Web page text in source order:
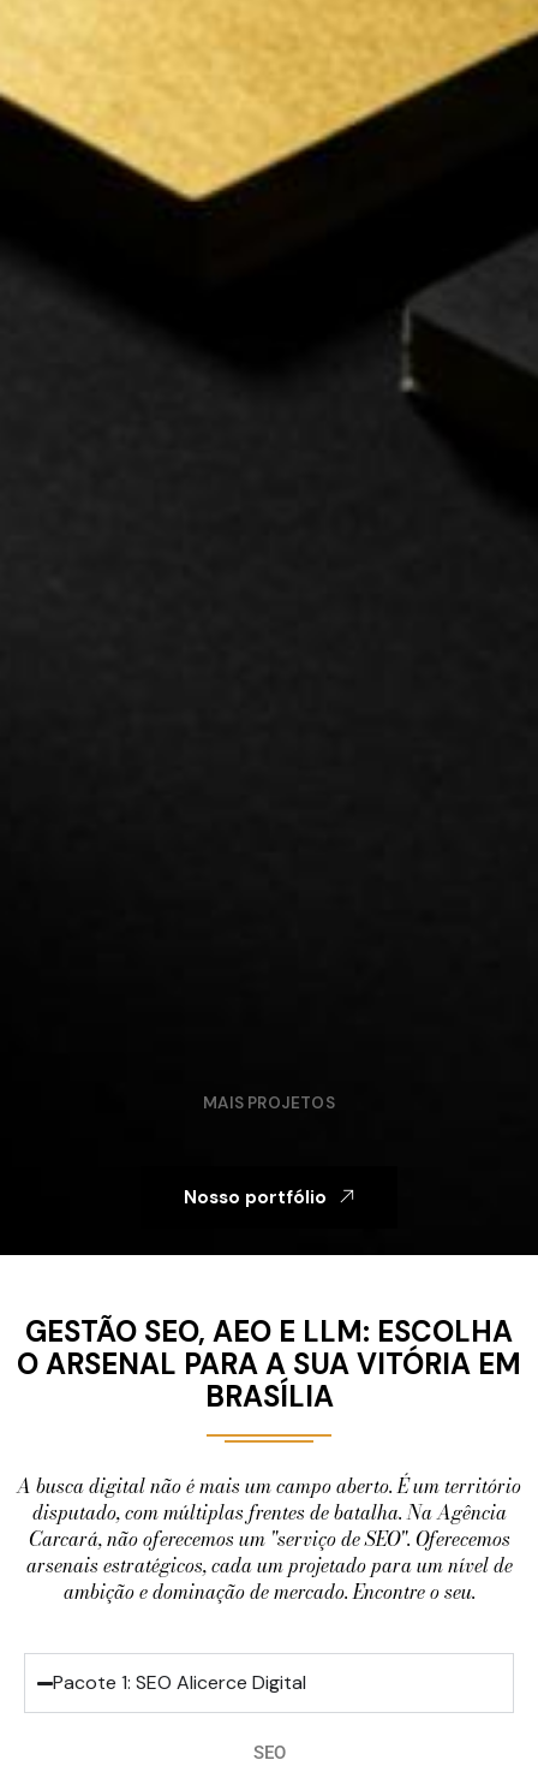
MAIS PROJETOS
Nosso portfólio
GESTÃO SEO, AEO E LLM: ESCOLHA
O ARSENAL PARA A SUA VITÓRIA EM
BRASÍLIA
A busca digital não é mais um campo aberto. É um território
disputado, com múltiplas frentes de batalha. Na Agência
Carcará, não oferecemos um "serviço de SEO". Oferecemos
arsenais estratégicos, cada um projetado para um nível de
ambição e dominação de mercado. Encontre o seu.
Pacote 1: SEO Alicerce Digital
SEO